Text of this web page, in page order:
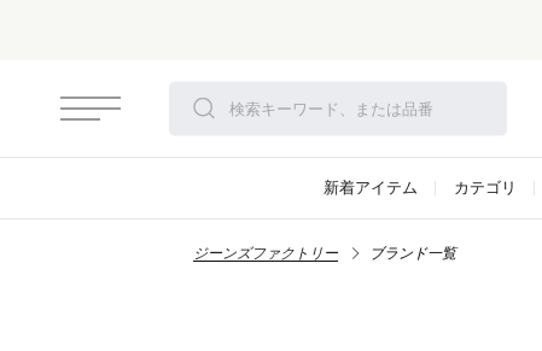
新着アイテム カテゴリ
ジーンズファクトリー ブランド一覧